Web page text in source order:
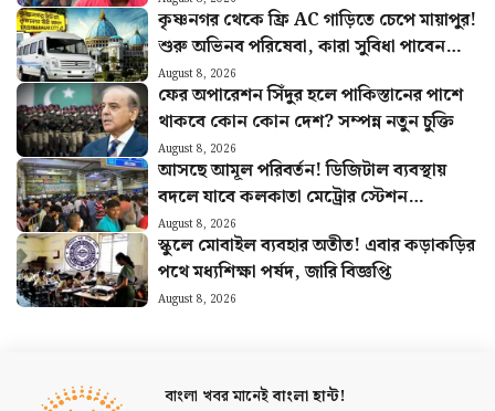
কৃষ্ণনগর থেকে ফ্রি AC গাড়িতে চেপে মায়াপুর!
শুরু অভিনব পরিষেবা, কারা সুবিধা পাবেন
জানুন
August 8, 2026
ফের অপারেশন সিঁদুর হলে পাকিস্তানের পাশে
থাকবে কোন কোন দেশ? সম্পন্ন নতুন চুক্তি
August 8, 2026
আসছে আমূল পরিবর্তন! ডিজিটাল ব্যবস্থায়
বদলে যাবে কলকাতা মেট্রোর স্টেশন
পরিচালনা
August 8, 2026
স্কুলে মোবাইল ব্যবহার অতীত! এবার কড়াকড়ির
পথে মধ্যশিক্ষা পর্ষদ, জারি বিজ্ঞপ্তি
August 8, 2026
বাংলা খবর মানেইবাংলা হান্ট!